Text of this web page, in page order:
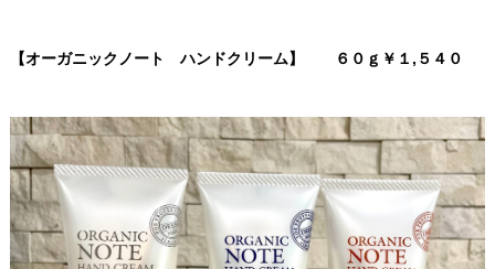
【オーガニックノート ハンドクリーム】 ６０ｇ￥１,５４０